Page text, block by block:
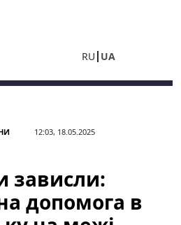
RU UA
12:03, 18.05.2025
зависли:
допомога в